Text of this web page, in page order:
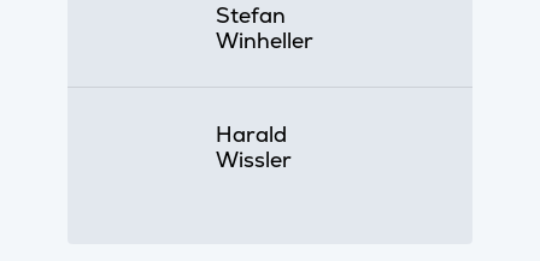
Stefan
Winheller
Harald
Wissler